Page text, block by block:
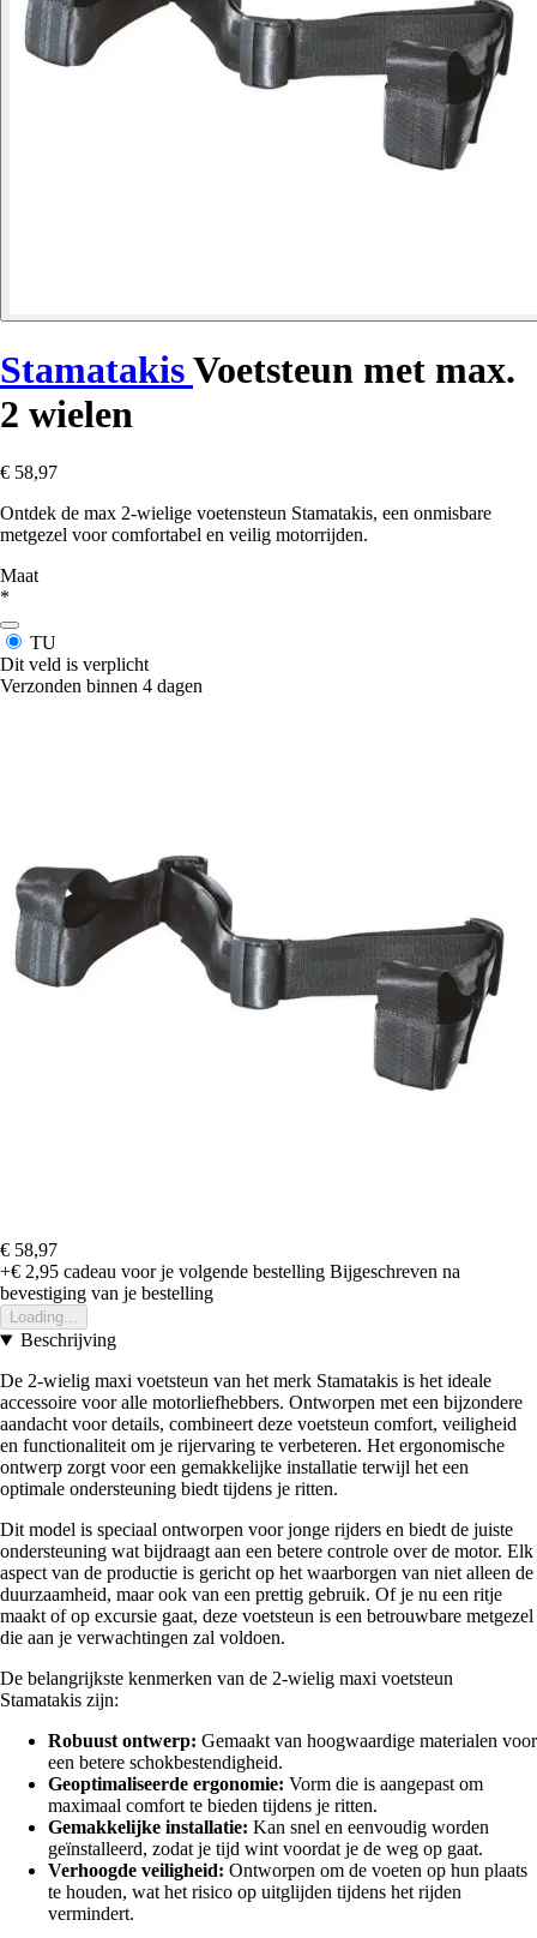
StamatakisVoetsteun met max.
2 wielen
€ 58,97
Ontdek de max 2-wielige voetensteun Stamatakis, een onmisbare
metgezel voor comfortabel en veilig motorrijden.
Maat
*
TU
Dit veld is verplicht
Verzonden binnen 4 dagen
€ 58,97
+€ 2,95 cadeau voor je volgende bestelling Bijgeschreven na
bevestiging van je bestelling
Loading...
Beschrijving
De 2-wielig maxi voetsteun van het merk Stamatakis is het ideale
accessoire voor alle motorliefhebbers. Ontworpen met een bijzondere
aandacht voor details, combineert deze voetsteun comfort, veiligheid
en functionaliteit om je rijervaring te verbeteren. Het ergonomische
ontwerp zorgt voor een gemakkelijke installatie terwijl het een
optimale ondersteuning biedt tijdens je ritten.
Dit model is speciaal ontworpen voor jonge rijders en biedt de juiste
ondersteuning wat bijdraagt aan een betere controle over de motor. Elk
aspect van de productie is gericht op het waarborgen van niet alleen de
duurzaamheid, maar ook van een prettig gebruik. Of je nu een ritje
maakt of op excursie gaat, deze voetsteun is een betrouwbare metgezel
die aan je verwachtingen zal voldoen.
De belangrijkste kenmerken van de 2-wielig maxi voetsteun
Stamatakis zijn:
Robuust ontwerp: Gemaakt van hoogwaardige materialen voor
een betere schokbestendigheid.
Geoptimaliseerde ergonomie: Vorm die is aangepast om
maximaal comfort te bieden tijdens je ritten.
Gemakkelijke installatie: Kan snel en eenvoudig worden
geïnstalleerd, zodat je tijd wint voordat je de weg op gaat.
Verhoogde veiligheid: Ontworpen om de voeten op hun plaats
te houden, wat het risico op uitglijden tijdens het rijden
vermindert.